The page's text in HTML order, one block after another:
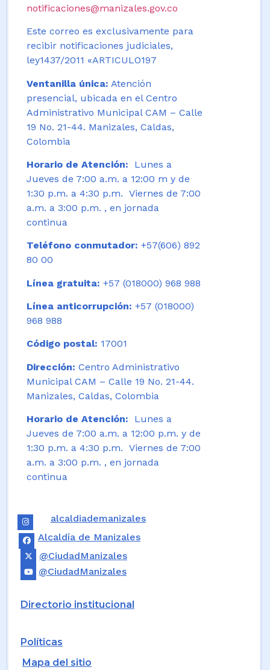
notificaciones@manizales.gov.co
Este correo es exclusivamente para
recibir notificaciones judiciales,
ley1437/2011 «ARTICULO197
Ventanilla única: Atención
presencial, ubicada en el Centro
Administrativo Municipal CAM – Calle
19 No. 21-44. Manizales, Caldas,
Colombia
Horario de Atención:
Lunes a
Jueves de 7:00 a.m. a 12:00 m y de
1:30 p.m. a 4:30 p.m. Viernes de 7:00
a.m. a 3:00 p.m. , en jornada
continua
Teléfono conmutador: +57(606) 892
80 00
Línea gratuita: +57 (018000) 968 988
Línea anticorrupción: +57 (018000)
968 988
Código postal: 17001
Dirección: Centro Administrativo
Municipal CAM – Calle 19 No. 21-44.
Manizales, Caldas, Colombia
Horario de Atención: Lunes a
Jueves de 7:00 a.m. a 12:00 p.m. y de
1:30 p.m. a 4:30 p.m. Viernes de 7:00
a.m. a 3:00 p.m. , en jornada
continua
alcaldiademanizales
Alcaldía de Manizales
@CiudadManizales
@CiudadManizales
Directorio institucional
Políticas
Mapa del sitio